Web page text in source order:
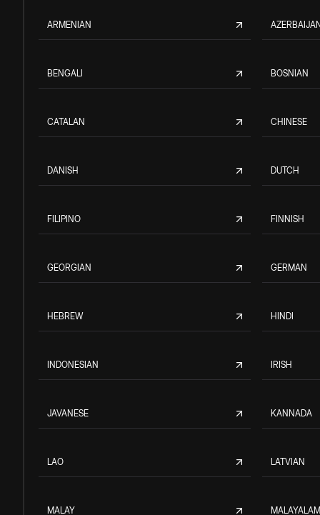
ARMENIAN
BENGALI BOSNIAN
CATALAN CHINESE
DANISH DUTCH
FILIPINO FINNISH
GEORGIAN GERMAN
HEBREW HINDI
INDONESIAN IRISH
JAVANESE KANNADA
LAO LATVIAN
MALAY MALAYALAM